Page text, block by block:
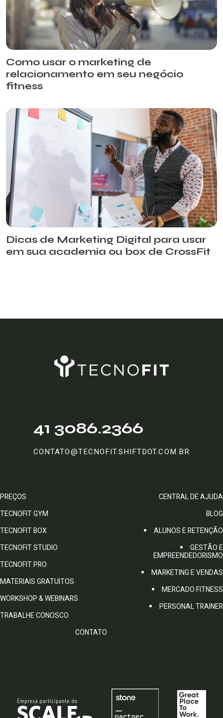
Como usar o marketing de
relacionamento em seu negócio
fitness
Dicas de Marketing Digital para usar
em sua academia ou box de CrossFit
41 3086.2366
CONTATO@TECNOFIT.SHIFTDOT.COM.BR
PREÇOS
TECNOFIT GYM
TECNOFIT BOX
TECNOFIT STUDIO
TECNOFIT PRO
MATERIAIS GRATUITOS
WORKSHOP & WEBINARS
TRABALHE CONOSCO
CONTATO
CENTRAL DE AJUDA
BLOG
ALUNOS E RETENÇÃO
GESTÃO E
EMPREENDEDORISMO
MARKETING E VENDAS
MERCADO FITNESS
PERSONAL TRAINER